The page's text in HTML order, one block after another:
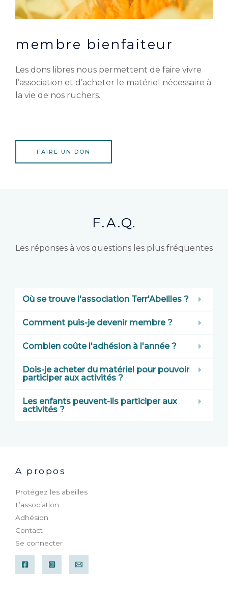
membre bienfaiteur
Les dons libres nous permettent de faire vivre
l’association et d’acheter le matériel nécessaire à
la vie de nos ruchers.
FAIRE UN DON
F.A.Q.
Les réponses à vos questions les plus fréquentes
Où se trouve l'association Terr'Abeilles ?
Comment puis-je devenir membre ?
Combien coûte l'adhésion à l'année ?
Dois-je acheter du matériel pour pouvoir
participer aux activités ?
Les enfants peuvent-ils participer aux
activités ?
A propos
Protégez les abeilles
L’association
Adhésion
Contact
Se connecter